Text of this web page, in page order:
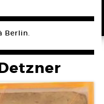
Berlin.